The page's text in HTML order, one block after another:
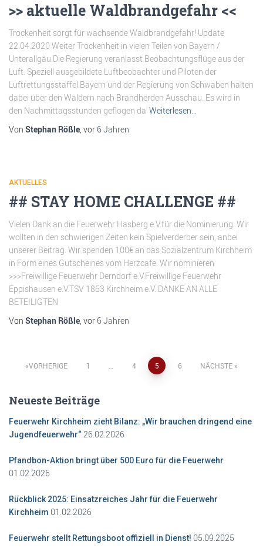
>> aktuelle Waldbrandgefahr <<
Trockenheit sorgt für wachsende Waldbrandgefahr! Update
22.04.2020 Weiter Trockenheit in vielen Teilen von Bayern /
Unterallgäu.Die Regierung veranlasst Beobachtungsflüge aus der
Luft. Speziell ausgebildete Luftbeobachter und Piloten der
Luftrettungsstaffel Bayern und der Regierung von Schwaben halten
dabei über den Wäldern nach Brandherden Ausschau. Es wird in
den Nachmittagsstunden geflogen da Weiterlesen…
Von Stephan Rößle, vor 6 Jahren
AKTUELLES
## STAY HOME CHALLENGE ##
Vielen Dank an die Feuerwehr Hasberg e.V.für die Nominierung. Wir
wollten in den schwierigen Zeiten kein Spielverderber sein, anbei
unserer Beitrag. Wir spenden 100€ an das Sozialzentrum Kirchheim
in Form eines Gutscheines vom Herzcafe. Wir nominieren
>>>Freiwillige Feuerwehr Derndorf e.V.Freiwillige Feuerwehr
Eppishausen e.V.TSV 1863 Kirchheim e.V. DANKE AN ALLE
BETEILIGTEN
Von Stephan Rößle, vor 6 Jahren
Seitennummerierung
der
Beiträge
VORHERIGE 1 … 4 5 6 NÄCHSTE
Neueste Beiträge
Feuerwehr Kirchheim zieht Bilanz: „Wir brauchen dringend eine
Jugendfeuerwehr“ 26.02.2026
Pfandbon-Aktion bringt über 500 Euro für die Feuerwehr
01.02.2026
Rückblick 2025: Einsatzreiches Jahr für die Feuerwehr
Kirchheim 01.02.2026
Feuerwehr stellt Rettungsboot offiziell in Dienst! 05.09.2025